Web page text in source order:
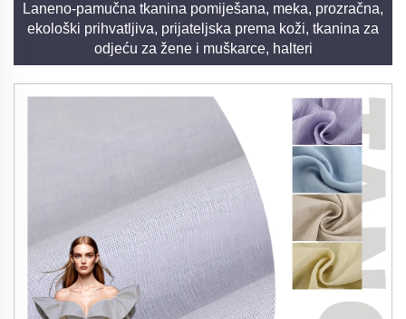
Laneno-pamučna tkanina pomiješana, meka, prozračna,
ekološki prihvatljiva, prijateljska prema koži, tkanina za
odjeću za žene i muškarce, halteri